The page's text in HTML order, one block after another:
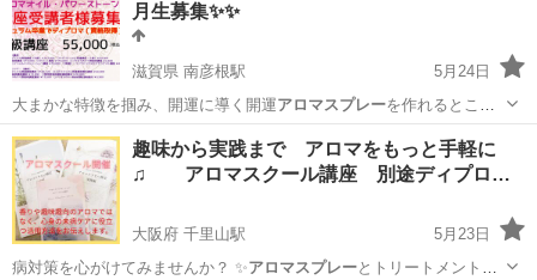
月生募集✨✨
滋賀県 南彦根駅
5月24日
大まかな特徴を掴み、開運に導く開運アロマスプレーを作れるところ
まで実践しながらやっ…
滋賀 彦根市 南彦根駅 その他
趣味から実践まで アロマをもっと手軽に
♫ アロマスクール講座 別途ディプロ
大阪府 千里山駅
5月23日
病対策を心がけてみませんか？ ✨アロマスプレーとトリートメントオ